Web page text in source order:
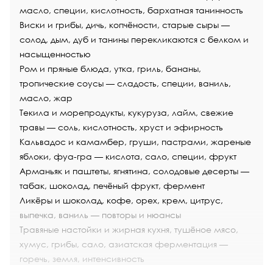
масло, специи, кислотность, бархатная танинность
Виски и грибы, дичь, копчёности, старые сыры —
солод, дым, дуб и танины перекликаются с белком и
насыщенностью
Ром и пряные блюда, утка, гриль, бананы,
тропические соусы — сладость, специи, ваниль,
масло, жар
Текила и морепродукты, кукуруза, лайм, свежие
травы — соль, кислотность, хруст и эфирность
Кальвадос и камамбер, груши, пастрами, жареные
яблоки, фуа-гра — кислота, сало, специи, фрукт
Арманьяк и паштеты, ягнятина, солодовые десерты —
табак, шоколад, печёный фрукт, фермент
Ликёры и шоколад, кофе, орех, крем, цитрус,
выпечка, ваниль — повторы и нюансы
Травяные настойки и жирная кухня, тушёное мясо,
хумус, грибы, сало, азиатская ферментация —
горечь, земля, интенсивность